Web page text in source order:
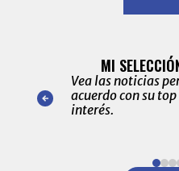
nuestro
para
MI
Vea las noticias
acuerdo con su
interés.